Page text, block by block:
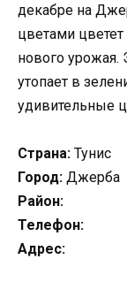
декабре на
цветами
нового урожая.
утопает в
удивительные
Страна: Тунис
Город: Джерба
Район:
Телефон:
Адрес: